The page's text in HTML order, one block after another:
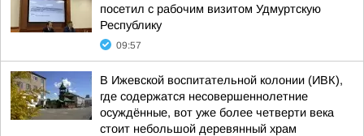
посетил с рабочим визитом Удмуртскую
Республику
09:57
В Ижевской воспитательной колонии (ИВК),
где содержатся несовершеннолетние
осуждённые, вот уже более четверти века
стоит небольшой деревянный храм